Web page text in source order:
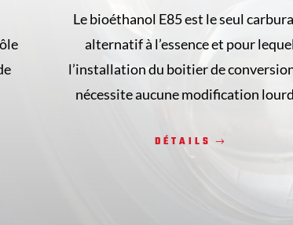
Le bioéthanol E85 est le seul
alternatif à l’essence et pour
l’installation du boitier de
nécessite aucune modification
DÉTAILS